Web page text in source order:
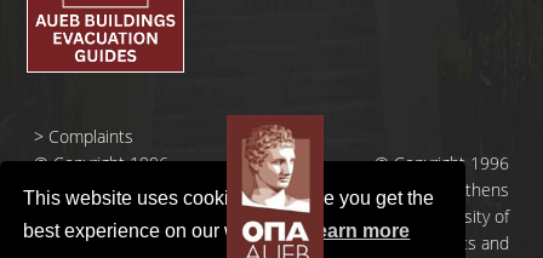
This website uses cookies to ensure you get the
best experience on our website.Learn more
> Complaints
© Copyright 1996
- 2026 |
Πανεπιστήμιο
© Copyright 1996
- 2026 | Athens
University of
Economics and